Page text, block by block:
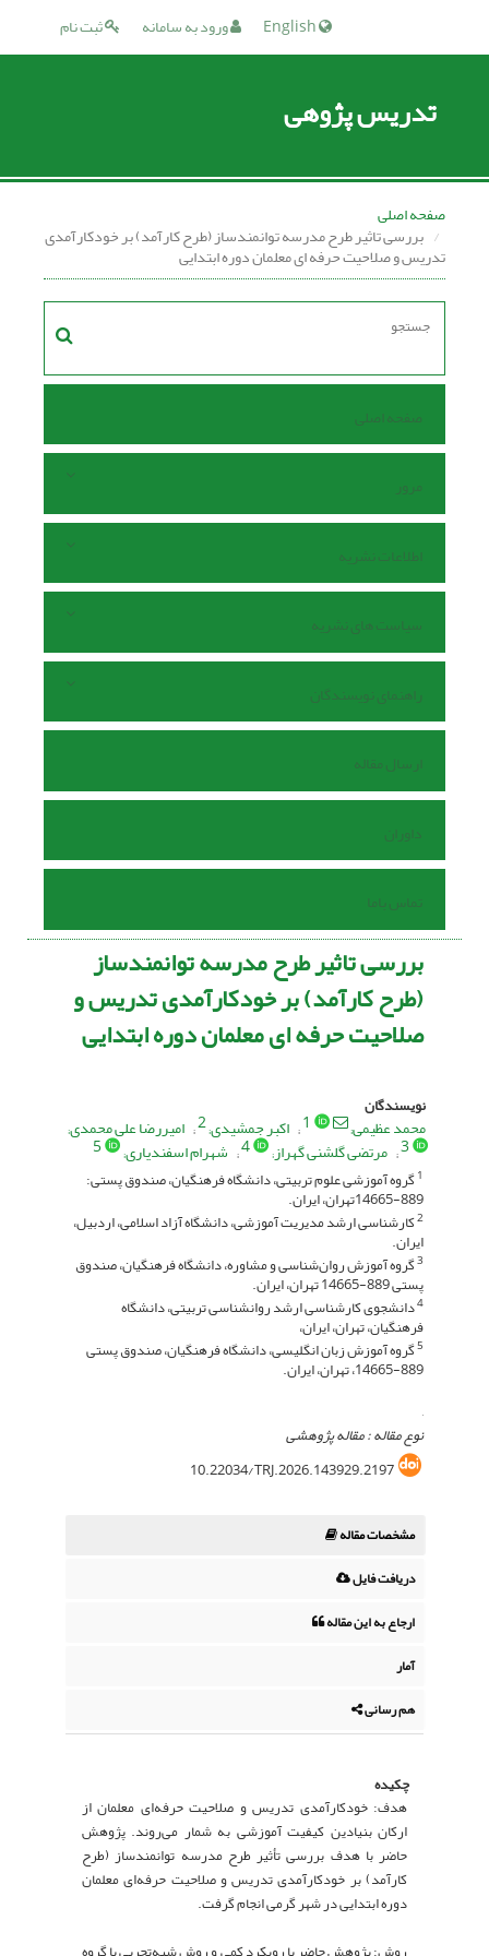
ثبت نام ورود به سامانه
تدریس پژوهی
صفحه اصلی
بررسی تاثیر طرح مدرسه توانمندساز (طرح کارآمد) بر خودکارآمدی
تدریس و صلاحیت حرفه ای معلمان دوره ابتدایی
صفحه اصلی
مرور
اطلاعات نشریه
سیاست های نشریه
راهنمای نویسندگان
ارسال مقاله
داوران
تماس باما
بررسی تاثیر طرح مدرسه توانمندساز
(طرح کارآمد) بر خودکارآمدی تدریس و
صلاحیت حرفه ای معلمان دوره ابتدایی
نویسندگان
محمد عظیمی 1 اکبر جمشیدی2 امیررضا علی محمدی
3 مرتضی گلشنی گهراز 4 شهرام اسفندیاری 5
1گروه آموزشی علوم تربیتی، دانشگاه فرهنگیان، صندوق پستی:
889-14665تهران، ایران.
2کارشناسی ارشد مدیریت آموزشی، دانشگاه آزاد اسلامی، اردبیل،
ایران.
3گروه آموزش روان‌شناسی و مشاوره، دانشگاه فرهنگیان، صندوق
پستی 889-14665 تهران، ایران.
4دانشجوی کارشناسی ارشد روانشناسی تربیتی، دانشگاه
فرهنگیان، تهران، ایران،
5گروه آموزش زبان انگلیسی، دانشگاه فرهنگیان، صندوق پستی
889-14665، تهران، ایران.
,
نوع مقاله : مقاله پژوهشی
10.22034/TRJ.2026.143929.2197
مشخصات مقاله
دریافت فایل
ارجاع به این مقاله
آمار
هم رسانی
چکیده
هدف: خودکارآمدی تدریس و صلاحیت‌ حرفه‌ای معلمان از
ارکان بنیادین کیفیت آموزشی به شمار می‌روند. پژوهش
حاضر با هدف بررسی تأثیر طرح مدرسه توانمندساز (طرح
کارآمد) بر خودکارآمدی تدریس و صلاحیت حرفه‌ای معلمان
دوره ابتدایی در شهر گرمی انجام گرفت.